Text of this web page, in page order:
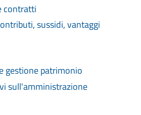
contratti
sussidi, vantaggi
gestione patrimonio
sull'amministrazione